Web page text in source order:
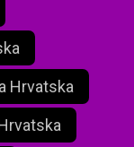
Hrvatska